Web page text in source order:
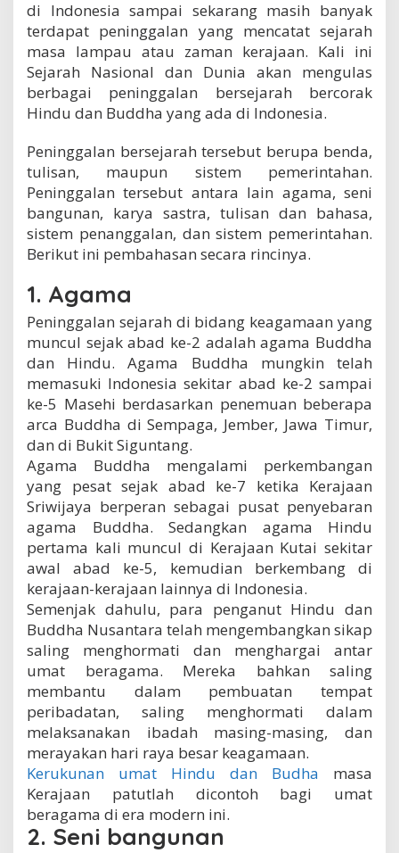
e
b
u
d
a
y
a
a
H
i
n
d
B
u
a
n
d
o
n
e
s
i
di Indonesia sampai sekarang masih banyak
terdapat peninggalan yang mencatat sejarah
masa lampau atau zaman kerajaan. Kali ini
Sejarah Nasional dan Dunia akan mengulas
berbagai peninggalan bersejarah bercorak
Hindu dan Buddha yang ada di Indonesia.
Peninggalan bersejarah tersebut berupa benda,
tulisan, maupun sistem pemerintahan.
Peninggalan tersebut antara lain agama, seni
bangunan, karya sastra, tulisan dan bahasa,
sistem penanggalan, dan sistem pemerintahan.
Berikut ini pembahasan secara rincinya.
1. Agama
Peninggalan sejarah di bidang keagamaan yang
muncul sejak abad ke-2 adalah agama Buddha
dan Hindu. Agama Buddha mungkin telah
memasuki Indonesia sekitar abad ke-2 sampai
ke-5 Masehi berdasarkan penemuan beberapa
arca Buddha di Sempaga, Jember, Jawa Timur,
dan di Bukit Siguntang.
Agama Buddha mengalami perkembangan
yang pesat sejak abad ke-7 ketika Kerajaan
Sriwijaya berperan sebagai pusat penyebaran
agama Buddha. Sedangkan agama Hindu
pertama kali muncul di Kerajaan Kutai sekitar
awal abad ke-5, kemudian berkembang di
kerajaan-kerajaan lainnya di Indonesia.
Semenjak dahulu, para penganut Hindu dan
Buddha Nusantara telah mengembangkan sikap
saling menghormati dan menghargai antar
umat beragama. Mereka bahkan saling
membantu dalam pembuatan tempat
peribadatan, saling menghormati dalam
melaksanakan ibadah masing-masing, dan
merayakan hari raya besar keagamaan.
Kerukunan umat Hindu dan Budha masa
Kerajaan patutlah dicontoh bagi umat
beragama di era modern ini.
2. Seni bangunan